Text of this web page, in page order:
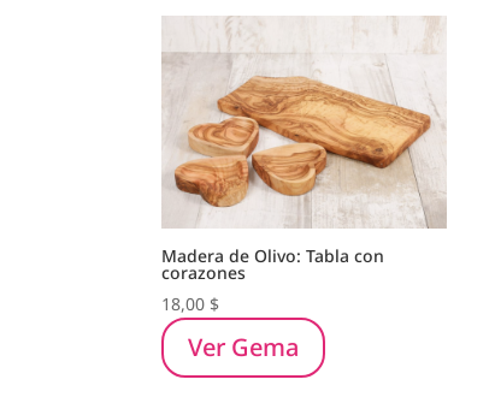
Madera de Olivo: Tabla con
corazones
18,00 $
Ver Gema